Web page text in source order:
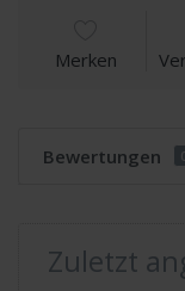
Merken
Bewertungen
Zuletzt